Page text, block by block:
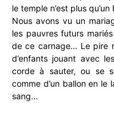
le temple n’est plus
Nous avons vu un
les pauvres futurs
de ce carnage… Le pire
d’enfants jouant avec
corde à sauter, ou se
comme d’un ballon en
sang…